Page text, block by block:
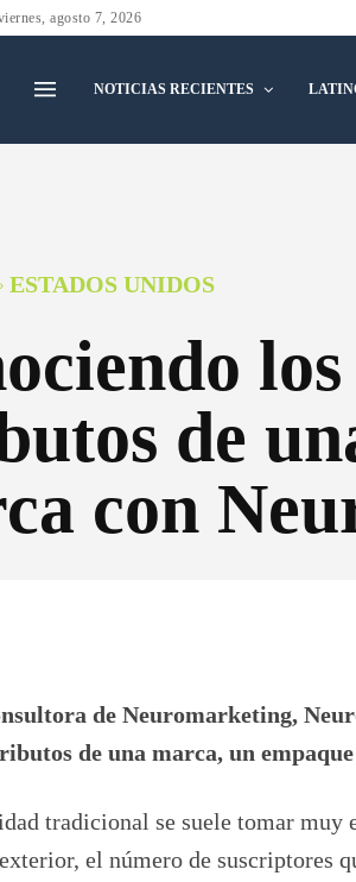
agosto 7, 2026
NOTICIAS RECIENTES
ESTADOS UNIDOS
los
de
con
de Neuromarketing,
de una marca, un
tradicional se suele tomar muy
el número de suscriptores